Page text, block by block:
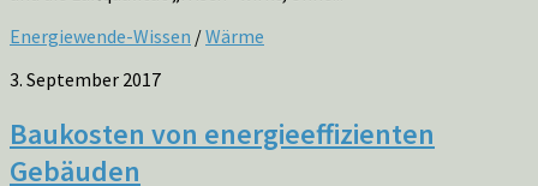
Energiewende-Wissen /Wärme
3. September 2017
Baukosten von energieeffizienten
Gebäuden